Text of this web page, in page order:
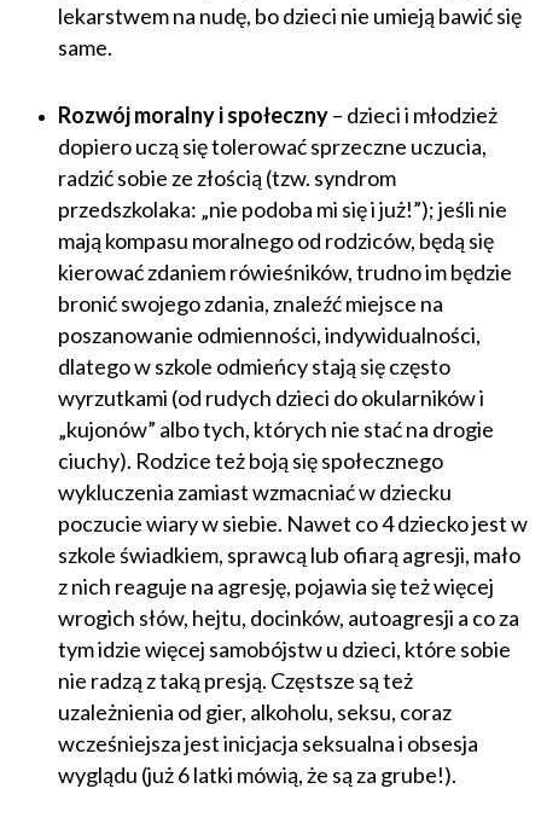
lekarstwem na nudę, bo dzieci nie umieją bawić się
same.
Rozwój moralny i społeczny– dzieci i młodzież
dopiero uczą się tolerować sprzeczne uczucia,
radzić sobie ze złością (tzw. syndrom
przedszkolaka: „nie podoba mi się i już!”); jeśli nie
mają kompasu moralnego od rodziców, będą się
kierować zdaniem rówieśników, trudno im będzie
bronić swojego zdania, znaleźć miejsce na
poszanowanie odmienności, indywidualności,
dlatego w szkole odmieńcy stają się często
wyrzutkami (od rudych dzieci do okularników i
„kujonów” albo tych, których nie stać na drogie
ciuchy). Rodzice też boją się społecznego
wykluczenia zamiast wzmacniać w dziecku
poczucie wiary w siebie. Nawet co 4 dziecko jest w
szkole świadkiem, sprawcą lub ofiarą agresji, mało
z nich reaguje na agresję, pojawia się też więcej
wrogich słów, hejtu, docinków, autoagresji a co za
tym idzie więcej samobójstw u dzieci, które sobie
nie radzą z taką presją. Częstsze są też
uzależnienia od gier, alkoholu, seksu, coraz
wcześniejsza jest inicjacja seksualna i obsesja
wyglądu (już 6 latki mówią, że są za grube!).